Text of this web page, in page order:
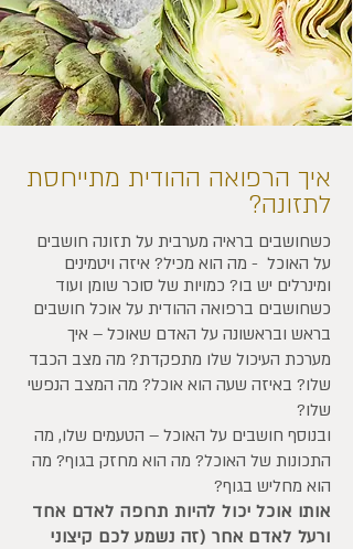
איך הרפואה ההודית מתייחסת
לתזונה?
כשחושבים בראיה מערבית על תזונה חושבים
על האוכל - מה הוא מכיל? איזה ויטמינים
ומינרלים יש בו? כמויות של סוכר שומן ועוד
כשחושבים ברפואה ההודית על אוכל חושבים
בראש ובראשונה על האדם שאוכל – איך
מערכת העיכול שלו מתפקדת? מה מצב הכבד
שלו? באיזה שעה הוא אוכל? מה המצב הנפשי
שלו?
ובנוסף חושבים על האוכל – הטעמים שלו, מה
התכונות של האוכל? מה הוא מחזק בגוף? מה
הוא מחליש בגוף?
אותו אוכל יכול להיות תרופה לאדם אחד
ורעל לאדם אחר (זה נשמע לכם קיצוני